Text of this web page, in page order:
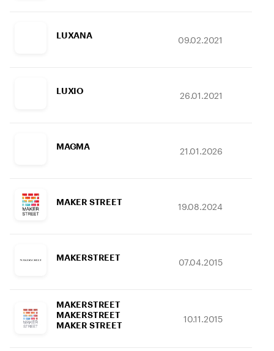
LUXANA 09.02.2021
LUXIO 26.01.2021
MAGMA 21.01.2026
MAKER STREET 19.08.2024
MAKERSTREET 07.04.2015
MAKERSTREET
MAKERSTREET
MAKER STREET
10.11.2015